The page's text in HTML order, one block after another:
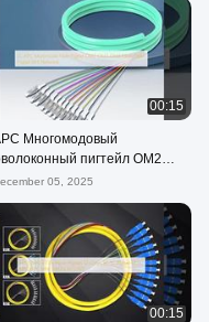
00:15
Многомодовый
пигтейл OM2
OM4 Волоконно-оптический
05, 2025
00:15